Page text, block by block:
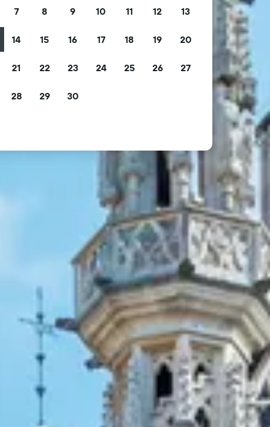
7 8 9 10 11 12 13
14 15 16 17 18 19 20
21 22 23 24 25 26 27
28 29 30